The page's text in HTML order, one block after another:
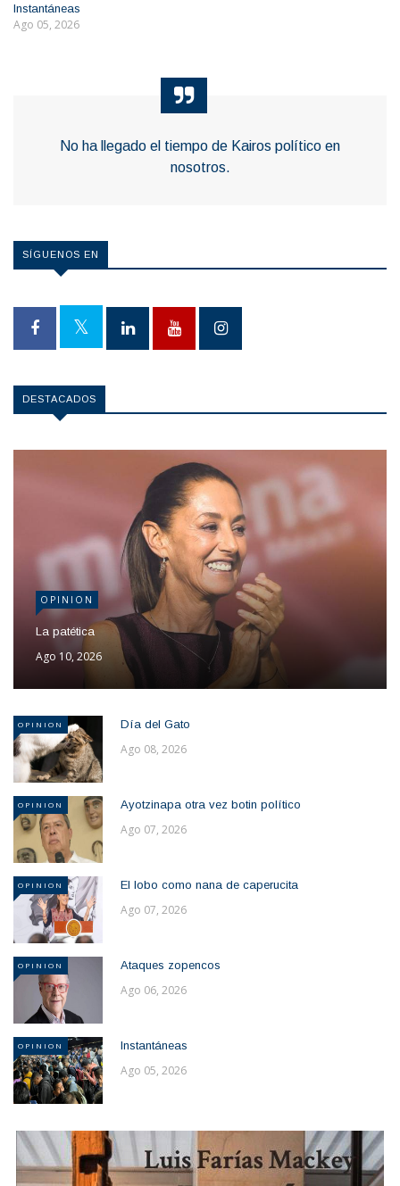
Instantáneas
Ago 05, 2026
No ha llegado el tiempo de Kairos político en
nosotros.
SÍGUENOS EN
DESTACADOS
OPINION
La patética
Ago 10, 2026
OPINION Día del Gato
Ago 08, 2026
OPINION Ayotzinapa otra vez botin político
Ago 07, 2026
OPINION El lobo como nana de caperucita
Ago 07, 2026
OPINION Ataques zopencos
Ago 06, 2026
OPINION Instantáneas
Ago 05, 2026